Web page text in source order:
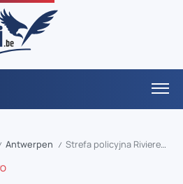
Antwerpen / Strefa policyjna Rivierenland zatrzymała w ubiegłym roku ponad 160 podejrzanych – własny zespół kryminalistyczny kluczem do skuteczności